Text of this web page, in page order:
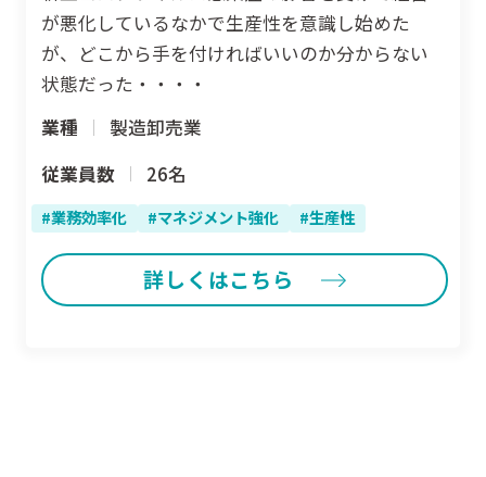
が悪化しているなかで生産性を意識し始めた
が、どこから手を付ければいいのか分からない
状態だった・・・・
業種
製造卸売業
従業員数
26名
業務効率化 マネジメント強化 生産性
詳しくはこちら